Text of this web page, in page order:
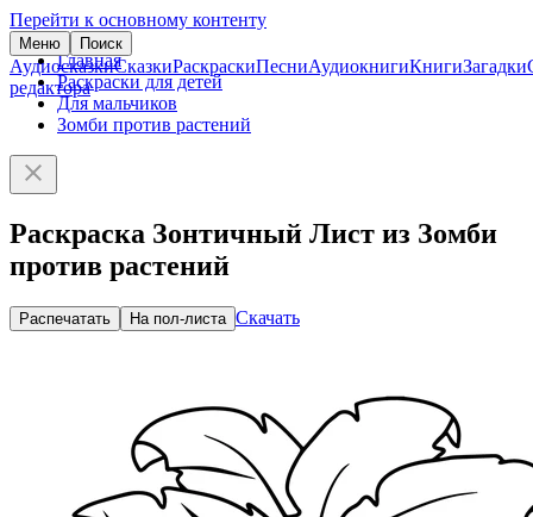
Перейти к основному контенту
Меню Поиск
АудиосказкиСказкиРаскраскиПесниАудиокнигиКнигиЗагадки
редактора
Главная
Раскраски для детей
Для мальчиков
Зомби против растений
Раскраска Зонтичный Лист из Зомби
против растений
Распечатать На пол-листа Скачать